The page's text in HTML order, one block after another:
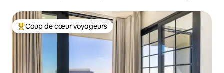
Coups de cœur voyageurs les plus appréciés
Coup de cœur voyageurs